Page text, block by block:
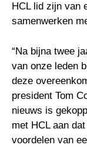
HCL lid zijn van
samenwerken
“Na bijna twee
van onze leden
deze
president Tom
nieuws is
met HCL aan
voordelen van